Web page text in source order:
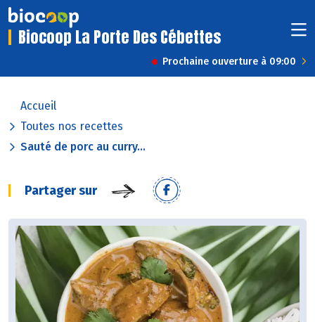
Biocoop La Porte Des Cébettes
Prochaine ouverture à 09:00
Accueil
Toutes nos recettes
Sauté de porc au curry...
Partager sur